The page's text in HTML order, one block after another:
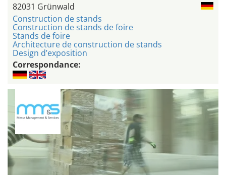
82031 Grünwald
Construction de stands
Construction de stands de foire
Stands de foire
Architecture de construction de stands
Design d’exposition
Correspondance: